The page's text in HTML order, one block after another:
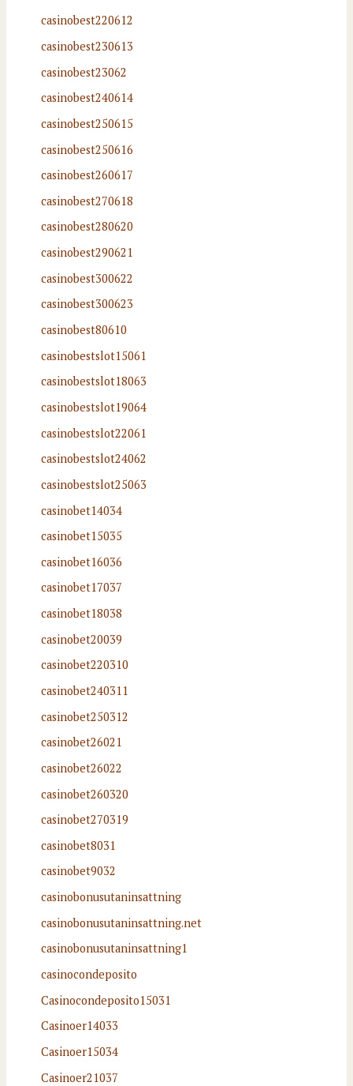
casinobest220612
casinobest230613
casinobest23062
casinobest240614
casinobest250615
casinobest250616
casinobest260617
casinobest270618
casinobest280620
casinobest290621
casinobest300622
casinobest300623
casinobest80610
casinobestslot15061
casinobestslot18063
casinobestslot19064
casinobestslot22061
casinobestslot24062
casinobestslot25063
casinobet14034
casinobet15035
casinobet16036
casinobet17037
casinobet18038
casinobet20039
casinobet220310
casinobet240311
casinobet250312
casinobet26021
casinobet26022
casinobet260320
casinobet270319
casinobet8031
casinobet9032
casinobonusutaninsattning
casinobonusutaninsattning.net
casinobonusutaninsattning1
casinocondeposito
Casinocondeposito15031
Casinoer14033
Casinoer15034
Casinoer21037